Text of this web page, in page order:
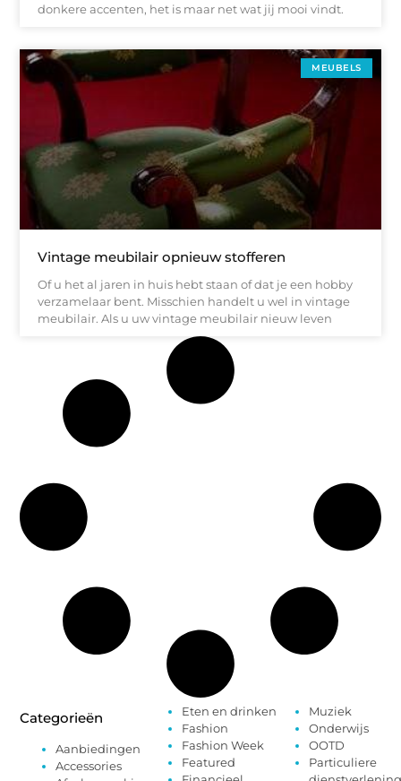
donkere accenten, het is maar net wat jij mooi vindt.
MEUBELS
Vintage meubilair opnieuw stofferen
Of u het al jaren in huis hebt staan of dat je een hobby
verzamelaar bent. Misschien handelt u wel in vintage
meubilair. Als u uw vintage meubilair nieuw leven
Categorieën
Aanbiedingen
Accessories
Eten en drinken
Fashion
Fashion Week
Featured
Muziek
Onderwijs
OOTD
Particuliere